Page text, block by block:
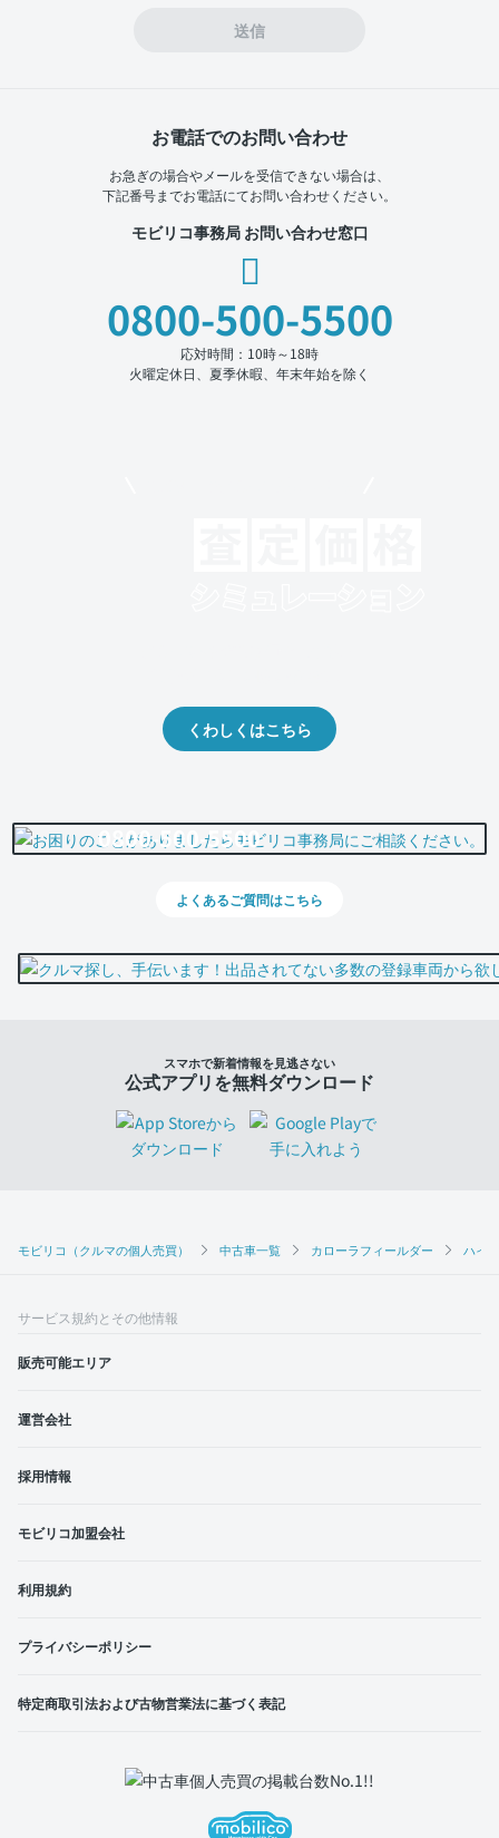
モビリコ（クルマの個人売買） 中古車一覧 カローラフィールダー ハイ
送信
お電話でのお問い合わせ
お急ぎの場合やメールを受信できない場合は、
下記番号までお電話にてお問い合わせください。
モビリコ事務局 お問い合わせ窓口
0800-500-5500
応対時間：10時～18時
火曜定休日、夏季休暇、年末年始を除く
くわしくはこちら
0800-500-5500
よくあるご質問はこちら
スマホで新着情報を見逃さない
公式アプリを無料ダウンロード
サービス規約とその他情報
販売可能エリア
運営会社
採用情報
モビリコ加盟会社
利用規約
プライバシーポリシー
特定商取引法および古物営業法に基づく表記